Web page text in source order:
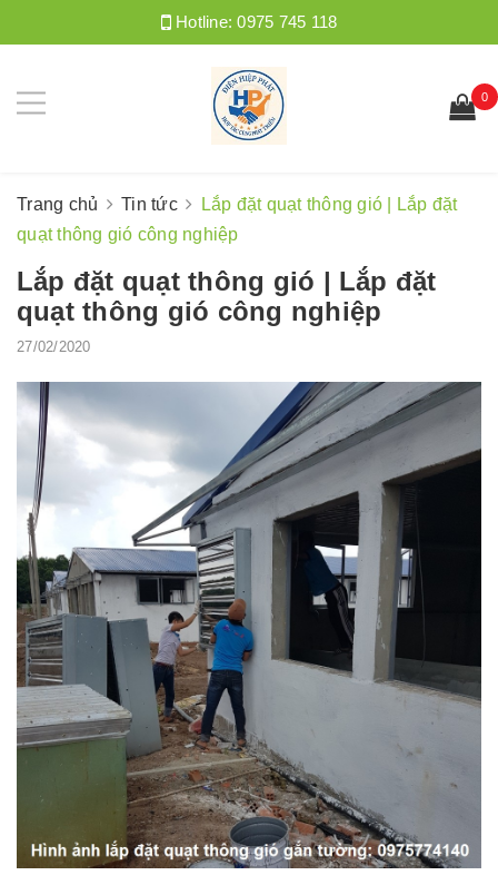
Hotline:0975 745 118
0
Trang chủ Tin tức
Lắp đặt quạt thông gió | Lắp đặt
quạt thông gió công nghiệp
Lắp đặt quạt thông gió | Lắp đặt
quạt thông gió công nghiệp
27/02/2020